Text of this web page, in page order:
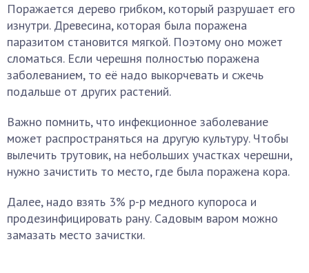
Поражается дерево грибком, который разрушает его
изнутри. Древесина, которая была поражена
паразитом становится мягкой. Поэтому оно может
сломаться. Если черешня полностью поражена
заболеванием, то её надо выкорчевать и сжечь
подальше от других растений.
Важно помнить, что инфекционное заболевание
может распространяться на другую культуру. Чтобы
вылечить трутовик, на небольших участках черешни,
нужно зачистить то место, где была поражена кора.
Далее, надо взять 3% р-р медного купороса и
продезинфицировать рану. Садовым варом можно
замазать место зачистки.